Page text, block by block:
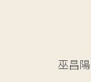
巫昌陽